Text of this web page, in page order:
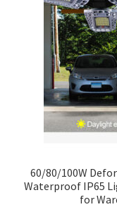
60/80/100W
Waterproof IP65
for